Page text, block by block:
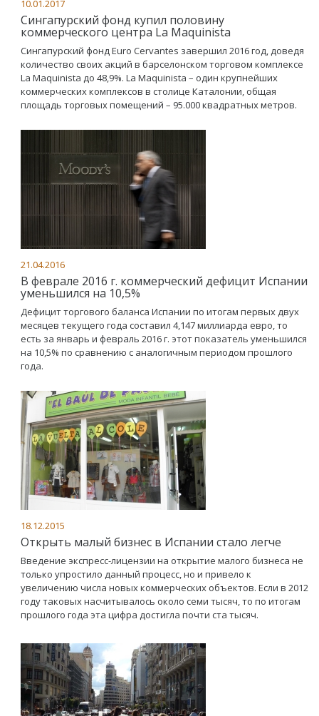
10.01.2017
Сингапурский фонд купил половину
коммерческого центра La Maquinista
Сингапурский фонд Euro Cervantes завершил 2016 год, доведя
количество своих акций в барселонском торговом комплексе
La Maquinista до 48,9%. La Maquinista – один крупнейших
коммерческих комплексов в столице Каталонии, общая
площадь торговых помещений – 95.000 квадратных метров.
21.04.2016
В феврале 2016 г. коммерческий дефицит Испании
уменьшился на 10,5%
Дефицит торгового баланса Испании по итогам первых двух
месяцев текущего года составил 4,147 миллиарда евро, то
есть за январь и февраль 2016 г. этот показатель уменьшился
на 10,5% по сравнению с аналогичным периодом прошлого
года.
18.12.2015
Открыть малый бизнес в Испании стало легче
Введение экспресс-лицензии на открытие малого бизнеса не
только упростило данный процесс, но и привело к
увеличению числа новых коммерческих объектов. Если в 2012
году таковых насчитывалось около семи тысяч, то по итогам
прошлого года эта цифра достигла почти ста тысяч.